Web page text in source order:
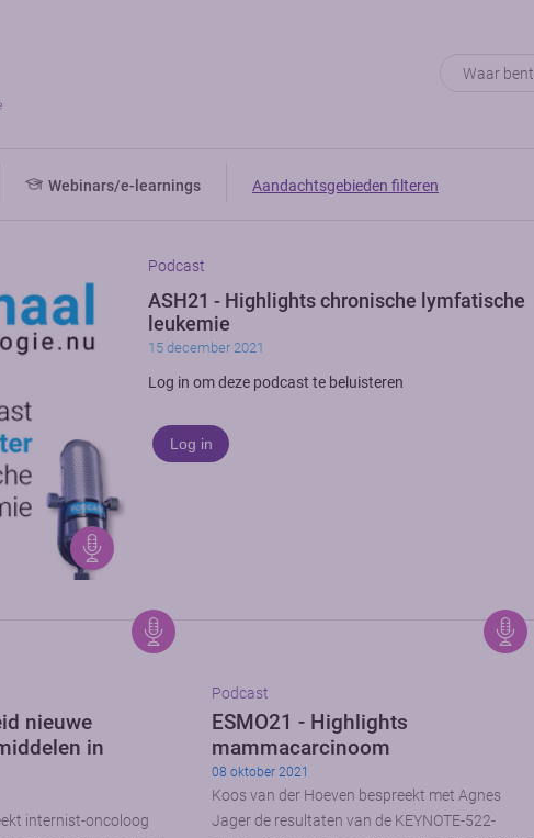
Webinars/e-learnings Aandachtsgebieden filteren
Podcast
ASH21 - Highlights chronische lymfatische
leukemie
15 december 2021
Log in om deze podcast te beluisteren
Log in
nieuwe
in
internist-oncoloog
Podcast
ESMO21 - Highlights
mammacarcinoom
08 oktober 2021
Koos van der Hoeven bespreekt met Agnes
Jager de resultaten van de KEYNOTE-522-